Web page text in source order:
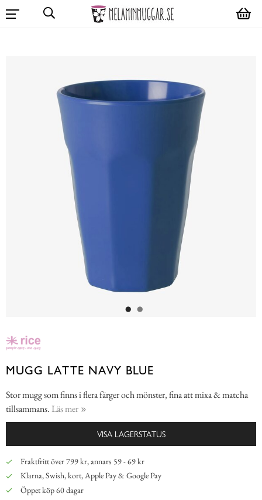
MUGG LATTE NAVY BLUE
Stor mugg som finns i flera färger och mönster, fina att mixa & matcha
tillsammans. Läs mer
VISA LAGERSTATUS
Fraktfritt över 799 kr, annars 59 - 69 kr
Klarna, Swish, kort, Apple Pay & Google Pay
Öppet köp 60 dagar